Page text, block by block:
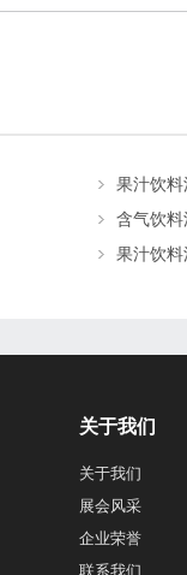
果汁饮
含气饮料
果汁饮料
关于我们
关于我们
展会风采
企业荣誉
联系我们